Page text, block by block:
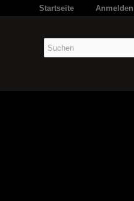
Anmelden
Startseite